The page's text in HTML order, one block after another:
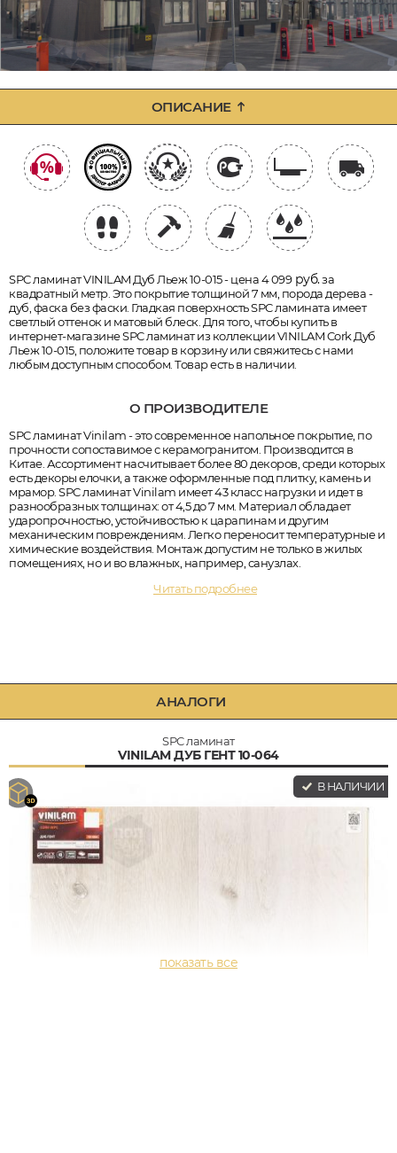
ОПИСАНИЕ
SPC ламинат VINILAM Дуб Льеж 10-015 - цена 4 099руб.за
квадратный метр. Это покрытие толщиной 7 мм, порода дерева -
дуб, фаска без фаски. Гладкая поверхность SPC ламината имеет
светлый оттенок и матовый блеск. Для того, чтобы купить в
интернет-магазине SPC ламинат из коллекции VINILAM Cork Дуб
Льеж 10-015, положите товар в корзину или свяжитесь с нами
любым доступным способом. Товар есть в наличии.
О ПРОИЗВОДИТЕЛЕ
SPC ламинат Vinilam - это современное напольное покрытие, по
прочности сопоставимое с керамогранитом. Производится в
Китае. Ассортимент насчитывает более 80 декоров, среди которых
есть декоры елочки, а также оформленные под плитку, камень и
мрамор. SPC ламинат Vinilam имеет 43 класс нагрузки и идет в
разнообразных толщинах: от 4,5 до 7 мм. Материал обладает
ударопрочностью, устойчивостью к царапинам и другим
механическим повреждениям. Легко переносит температурные и
химические воздействия. Монтаж допустим не только в жилых
помещениях, но и во влажных, например, санузлах.
Читать подробнее
АНАЛОГИ
SPC ламинат
VINILAM ДУБ ГЕНТ 10-064
В НАЛИЧИИ